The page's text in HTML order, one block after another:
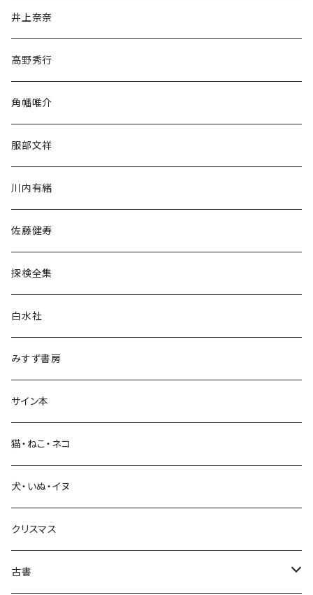
文学・小説・物語
随筆・ノンフィクション・その他
民族・風習
言語・ことば
生活・暮らし
芸術・絵画・写真
絵本・児童書
井上奈奈
高野秀行
角幡唯介
服部文祥
川内有緒
佐藤健寿
探検全集
白水社
みすず書房
サイン本
猫・ねこ・ネコ
犬・いぬ・イヌ
クリスマス
古書